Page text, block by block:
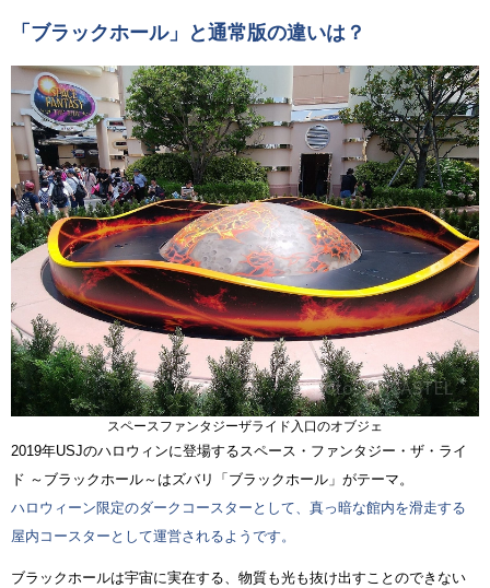
「ブラックホール」と通常版の違いは？
スペースファンタジーザライド入口のオブジェ
2019年USJのハロウィンに登場するスペース・ファンタジー・ザ・ライ
ド ～ブラックホール～はズバリ「ブラックホール」がテーマ。
ハロウィーン限定のダークコースターとして、真っ暗な館内を滑走する
屋内コースターとして運営されるようです。
ブラックホールは宇宙に実在する、物質も光も抜け出すことのできない